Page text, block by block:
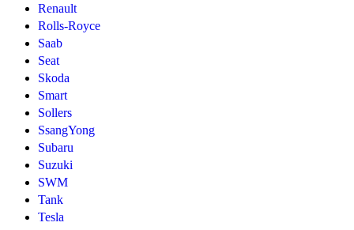
Renault
Rolls-Royce
Saab
Seat
Skoda
Smart
Sollers
SsangYong
Subaru
Suzuki
SWM
Tank
Tesla